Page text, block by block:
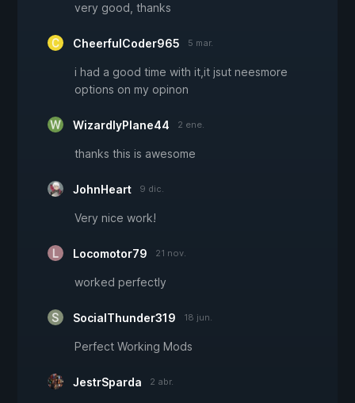
very good, thanks
CheerfulCoder965 5 mar.
i had a good time with it,it jsut neesmore
options on my opinon
WizardlyPlane44 2 ene.
thanks this is awesome
JohnHeart 9 dic.
Very nice work!
Locomotor79 21 nov.
worked perfectly
SocialThunder319 18 jun.
Perfect Working Mods
JestrSparda 2 abr.